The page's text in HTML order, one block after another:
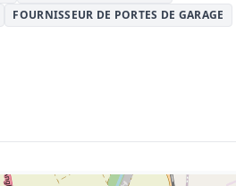
FOURNISSEUR DE PORTES DE GARAGE